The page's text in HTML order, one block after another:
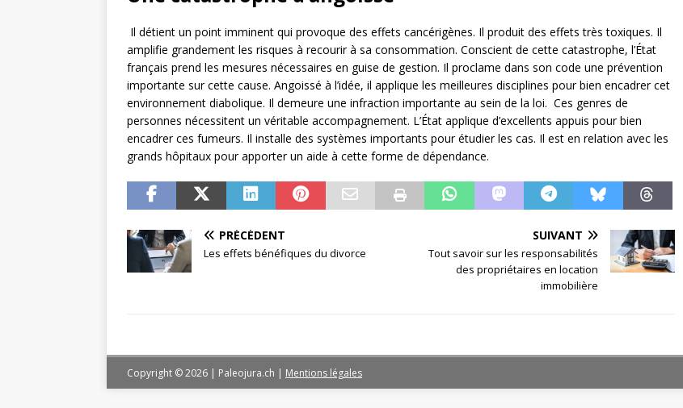
Il détient un point imminent qui provoque des effets cancérigènes. Il produit des effets très toxiques. Il
amplifie grandement les risques à recourir à sa consommation. Conscient de cette catastrophe, l’État
français prend les mesures nécessaires en guise de gestion. Il proclame dans son code une prévention
importante sur cette cause. Angoissé à l’idée, il applique les meilleures disciplines pour bien encadrer cet
environnement diabolique. Il demeure une infraction importante au sein de la loi. Ces genres de
personnes nécessitent un véritable accompagnement. L’État applique d’excellents appuis pour bien
encadrer ces fumeurs. Il installe des systèmes importants pour étudier les cas. Il est en relation avec les
grands hôpitaux pour apporter un aide à cette forme de dépendance.
PRÉCÉDENT
Les effets bénéfiques du divorce
SUIVANT
Tout savoir sur les responsabilités
des propriétaires en location
immobilière
Copyright © 2026 | Paleojura.ch | Mentions légales